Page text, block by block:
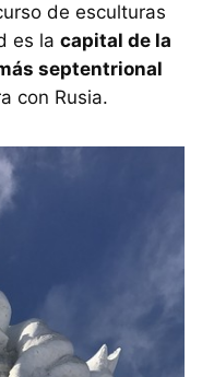
de esculturas
es la capital de la
septentrional
con Rusia.